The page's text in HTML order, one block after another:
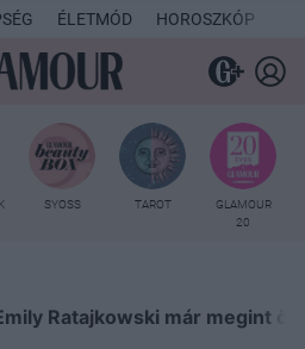
ÉLETMÓD HOROSZKÓP
SYOSS TAROT
GLAMOUR
20
Ratajkowski már megint